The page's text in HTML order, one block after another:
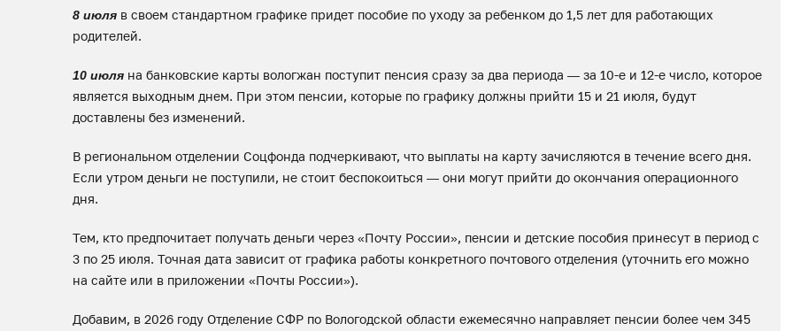
8 июля в своем стандартном графике придет пособие по уходу за ребенком до 1,5 лет для работающих
родителей.
10 июля на банковские карты вологжан поступит пенсия сразу за два периода — за 10-е и 12-е число, которое
является выходным днем. При этом пенсии, которые по графику должны прийти 15 и 21 июля, будут
доставлены без изменений.
В региональном отделении Соцфонда подчеркивают, что выплаты на карту зачисляются в течение всего дня.
Если утром деньги не поступили, не стоит беспокоиться — они могут прийти до окончания операционного
дня.
Тем, кто предпочитает получать деньги через «Почту России», пенсии и детские пособия принесут в период с
3 по 25 июля. Точная дата зависит от графика работы конкретного почтового отделения (уточнить его можно
на сайте или в приложении «Почты России»).
Добавим, в 2026 году Отделение СФР по Вологодской области ежемесячно направляет пенсии более чем 345